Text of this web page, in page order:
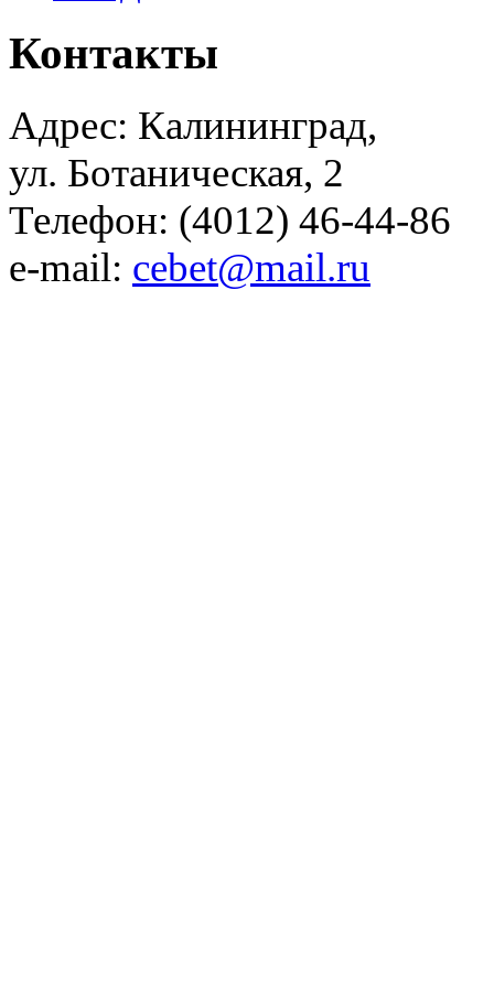
Контакты
Адрес: Калининград,
ул. Ботаническая, 2
Телефон: (4012) 46-44-86
e-mail: cebet@mail.ru